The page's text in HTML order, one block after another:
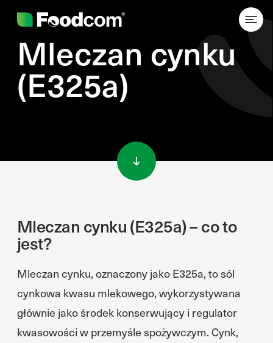
Mleczan cynku
(E325a)
Mleczan cynku (E325a) – co to
jest?
Mleczan cynku, oznaczony jako E325a, to sól
cynkowa kwasu mlekowego, wykorzystywana
głównie jako środek konserwujący i regulator
kwasowości w przemyśle spożywczym. Cynk,